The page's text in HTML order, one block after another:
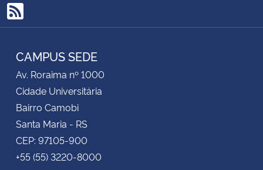
RSS
CAMPUS SEDE
Av. Roraima nº 1000
Cidade Universitária
Bairro Camobi
Santa Maria - RS
CEP: 97105-900
+55 (55) 3220-8000